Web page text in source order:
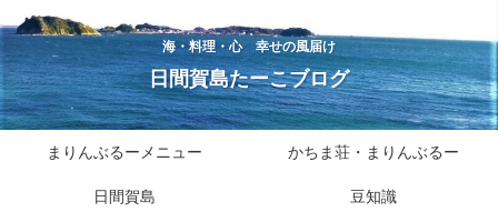
海・料理・心 幸せの風届け
日間賀島たーこブログ
まりんぶるーメニュー かちま荘・まりんぶるー
日間賀島 豆知識